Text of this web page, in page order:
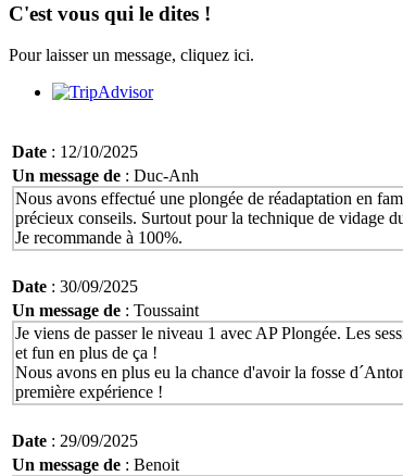
C'est vous qui le dites !
Pour laisser un message, cliquez ici.
Date : 12/10/2025
Un message de : Duc-Anh
Nous avons effectué une plongée de réadaptation en
précieux conseils. Surtout pour la technique de vidage
Je recommande à 100%.
Date : 30/09/2025
Un message de : Toussaint
Je viens de passer le niveau 1 avec AP Plongée. Les
et fun en plus de ça !
Nous avons en plus eu la chance d'avoir la fosse
première expérience !
Date : 29/09/2025
Un message de : Benoit